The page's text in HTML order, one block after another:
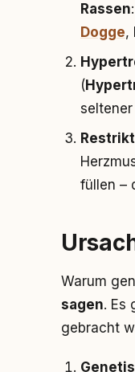
Rassen
Dogge,
(
füllen –
Warum
sagen. Es
gebracht